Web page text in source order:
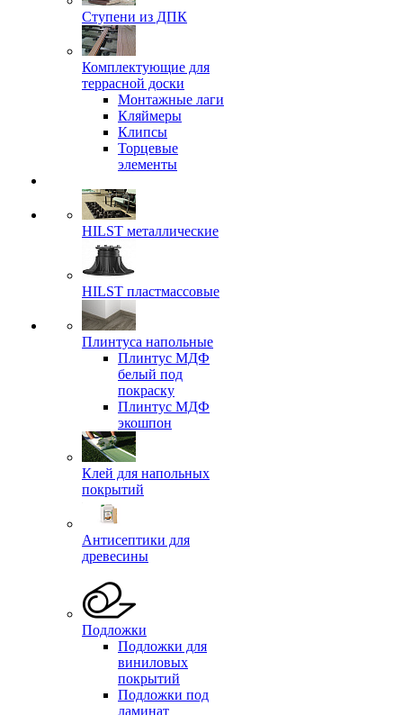
Ступени из ДПК
Комплектующие для
террасной доски
Монтажные лаги
Кляймеры
Клипсы
Торцевые
элементы
HILST металлические
HILST пластмассовые
Плинтуса напольные
Плинтус МДФ
белый под
покраску
Плинтус МДФ
экошпон
Клей для напольных
покрытий
Антисептики для
древесины
Подложки
Подложки для
виниловых
покрытий
Подложки под
ламинат